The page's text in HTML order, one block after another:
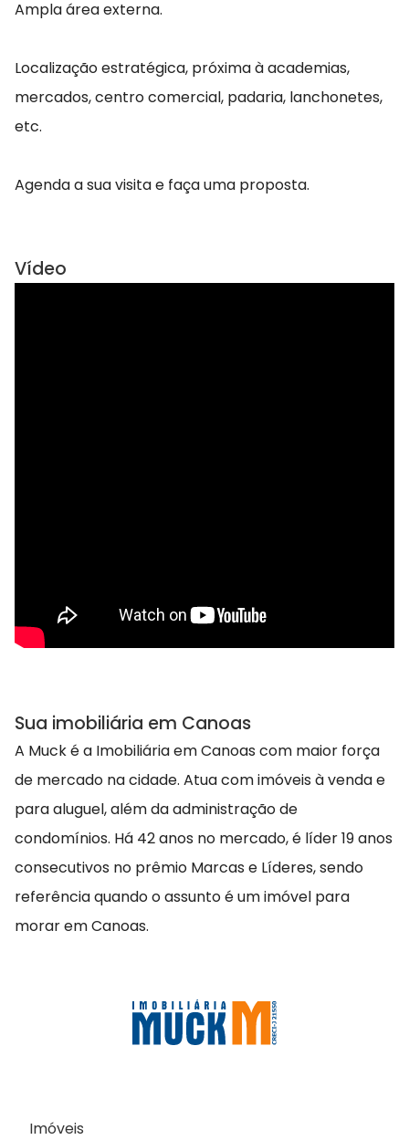
Ampla área externa.
Localização estratégica, próxima à academias,
mercados, centro comercial, padaria, lanchonetes,
etc.
Agenda a sua visita e faça uma proposta.
Vídeo
Sua imobiliária em Canoas
A Muck é a Imobiliária em Canoas com maior força
de mercado na cidade. Atua com imóveis à venda e
para aluguel, além da administração de
condomínios. Há 42 anos no mercado, é líder 19 anos
consecutivos no prêmio Marcas e Líderes, sendo
referência quando o assunto é um imóvel para
morar em Canoas.
Imóveis